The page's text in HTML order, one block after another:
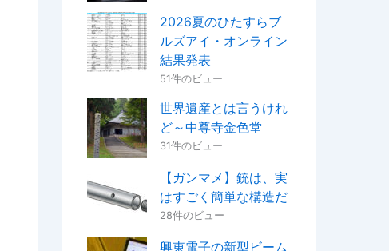
2026夏のひたすらブ
ルズアイ・オンライン
結果発表
51件のビュー
世界遺産とは言うけれ
ど～中尊寺金色堂
31件のビュー
【ガンマメ】銃は、実
はすごく簡単な構造だ
28件のビュー
興東電子の新型ビーム